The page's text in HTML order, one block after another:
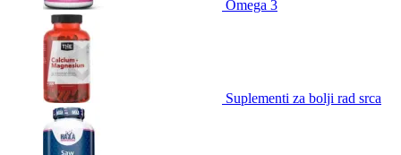
Omega 3
Suplementi za bolji rad srca